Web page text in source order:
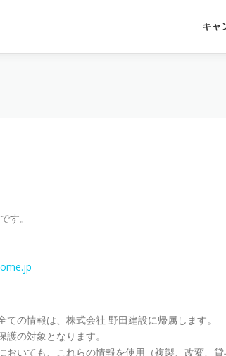
キャ
す。
の情報は、株式会社 野田建設に帰属します。
の対象となります。
いても、これらの情報を使用（複製、改変、